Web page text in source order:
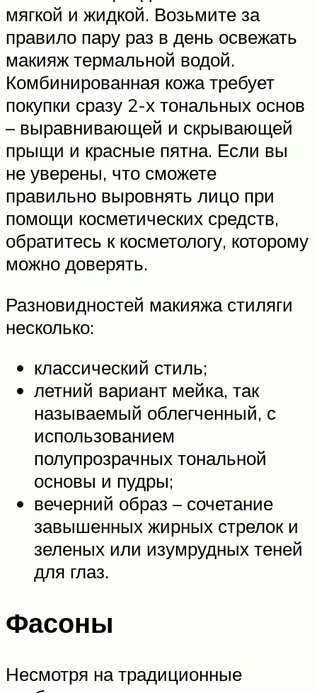
мягкой и жидкой. Возьмите за
правило пару раз в день освежать
макияж термальной водой.
Комбинированная кожа требует
покупки сразу 2-х тональных основ
– выравнивающей и скрывающей
прыщи и красные пятна. Если вы
не уверены, что сможете
правильно выровнять лицо при
помощи косметических средств,
обратитесь к косметологу, которому
можно доверять.
Разновидностей макияжа стиляги
несколько:
классический стиль;
летний вариант мейка, так
называемый облегченный, с
использованием
полупрозрачных тональной
основы и пудры;
вечерний образ – сочетание
завышенных жирных стрелок и
зеленых или изумрудных теней
для глаз.
Фасоны
Несмотря на традиционные